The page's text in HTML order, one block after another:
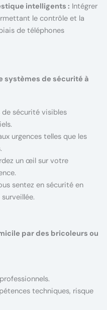
intelligents : Intégrer
le contrôle et la
de téléphones
systèmes de sécurité à
de sécurité visibles
urgences telles que les
un œil sur votre
sentez en sécurité en
par des bricoleurs ou
techniques, risque